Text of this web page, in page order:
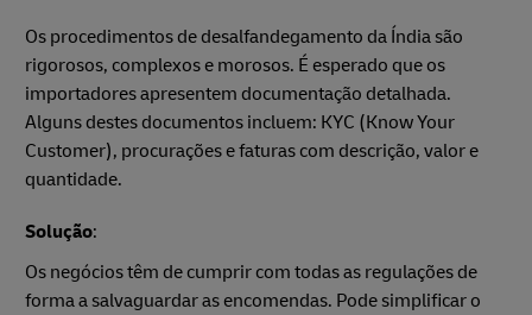
Os procedimentos de desalfandegamento da Índia são
rigorosos, complexos e morosos. É esperado que os
importadores apresentem documentação detalhada.
Alguns destes documentos incluem: KYC (Know Your
Customer), procurações e faturas com descrição, valor e
quantidade.
Solução:
Os negócios têm de cumprir com todas as regulações de
forma a salvaguardar as encomendas. Pode simplificar o